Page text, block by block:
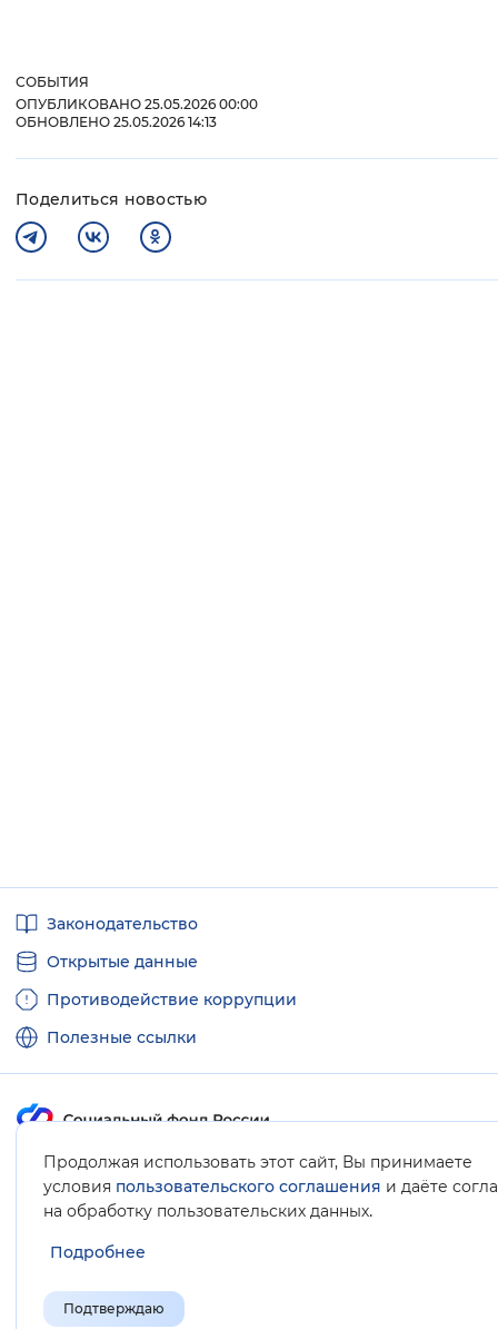
СОБЫТИЯ
ОПУБЛИКОВАНО 25.05.2026 00:00
ОБНОВЛЕНО 25.05.2026 14:13
Поделиться новостью
Продолжая использовать этот сайт, Вы принимаете
условия пользовательского соглашения и даёте
на обработку пользовательских данных.
Подробнее
Подтверждаю
ссылкиЗаконодательство
Открытые данные
Противодействие коррупции
Полезные ссылки
Карта сайта